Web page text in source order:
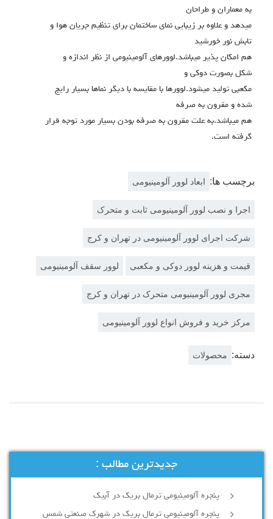
به معماران و طراحان
میدهد و علاوه بر زیبایی نمای ساختمان برای تنظیم جریان هوا و
تابش نور خورشید
هم امکان پذیر میباشد.لوورهای آلومینیومی از نظر اندازه و
شکل بصورت دوکی و
مکعبی تولید میشود.لوورها با مقایسه با دیگر نماها بسیار رایج
شده و مقرون به صرفه
هم میباشد.به علت مقرون به صرفه بودن بسیار مورد توجه قرار
گرفته است.
برچسب ها: ابعاد لوور آلومینیومی
اجرا و نصب لوور آلومینیومی ثابت و متحرک
شرکت اجرای لوور آلومینیومی در تهران و کرج
قیمت و هزینه لوور دوکی و مکعبی لوور سقف آلومینیومی
مجری لوور آلومینیومی متحرک در تهران و کرج
مرکز خرید و فروش انواع لوور آلومینیومی
دسته: محصولات
جدیدترین مطالب :
پنجره آلومینیومی ترمال بریک در آبیک
پنجره آلومینیومی ترمال بریک در شهرک صنعتی شمس